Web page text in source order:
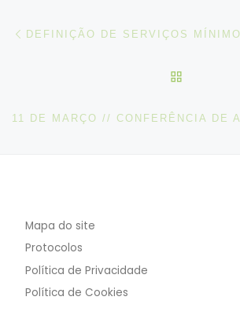
Post navigation
Mapa do site
Protocolos
Política de Privacidade
Política de Cookies